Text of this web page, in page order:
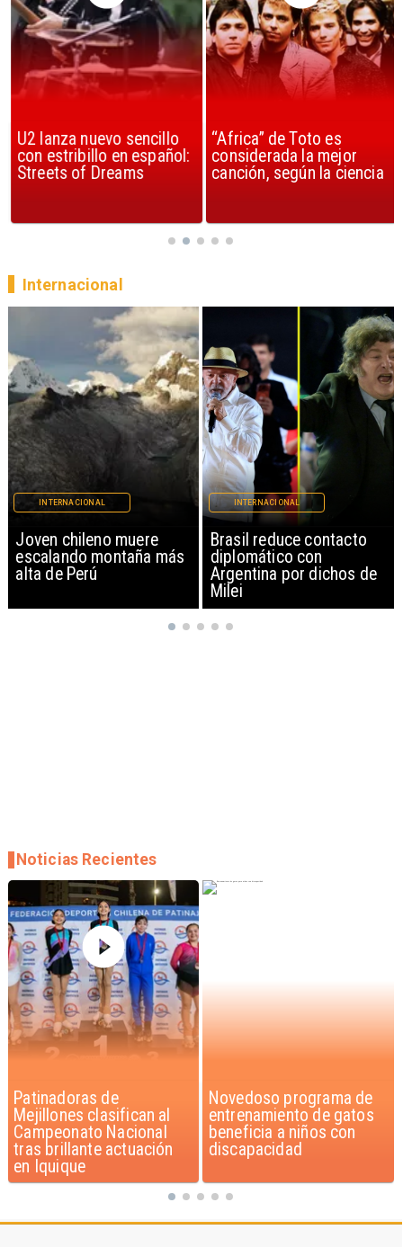
U2 lanza nuevo sencillo
con estribillo en español:
Streets of Dreams
“Africa” de Toto es
considerada la mejor
canción, según la ciencia
Brasil reduce contacto
diplomático con
Argentina por dichos de
INTERNACIONAL
China restringe
exportación de drones a
EEUU y sanciona
empresas
INTERNACIONAL
Internacional
Novedoso programa de
entrenamiento de gatos
beneficia a niños con
discapacidad
Alarmante hábito en
jóvenes de 13 a 15 años
según encuesta del
Minsal
Noticias Recientes